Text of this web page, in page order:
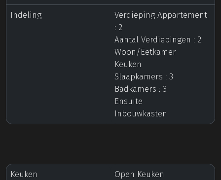
Indeling
Verdieping Appartement
: 2
Aantal Verdiepingen : 2
Woon/Eetkamer
Keuken
Slaapkamers : 3
Badkamers : 3
Ensuite
Inbouwkasten
Keuken
Open Keuken